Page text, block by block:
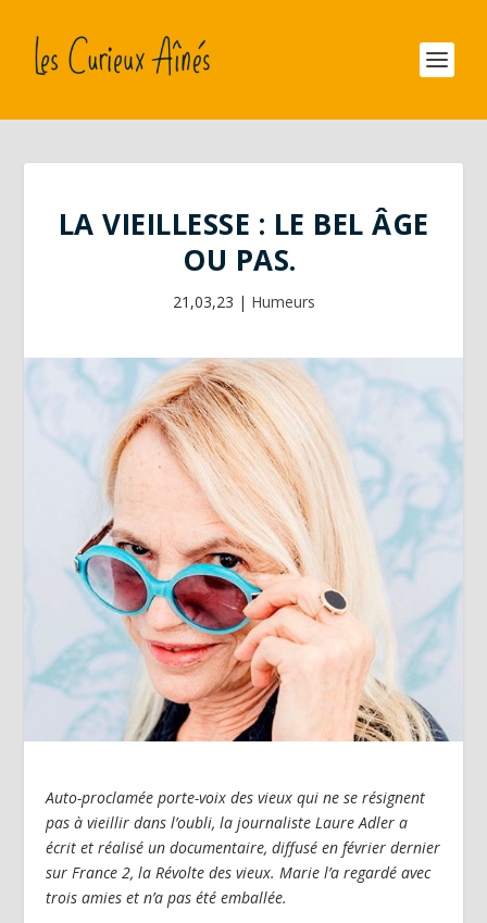
LA VIEILLESSE : LE BEL ÂGE
OU PAS.
21,03,23 | Humeurs
Auto-proclamée porte-voix des vieux qui ne se résignent
pas à vieillir dans l’oubli, la journaliste Laure Adler a
écrit et réalisé un documentaire, diffusé en février dernier
sur France 2, la Révolte des vieux. Marie l’a regardé avec
trois amies et n’a pas été emballée.